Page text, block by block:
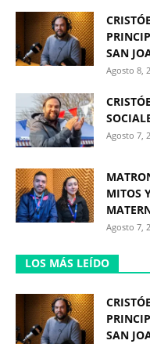
SAN
Agosto 8,
Agosto 7,
MITOS
Agosto 7,
LOS MÁS LEÍDO
SAN